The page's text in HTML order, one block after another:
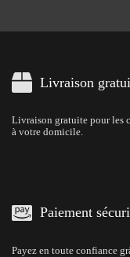
Livraison
Livraison gratuite pour les
à votre domicile.
Paiement
Payez en toute confiance